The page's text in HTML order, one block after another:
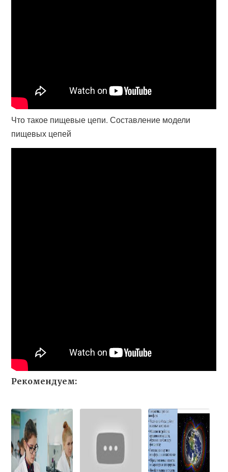
Что такое пищевые цепи. Составление модели
пищевых цепей
Рекомендуем: